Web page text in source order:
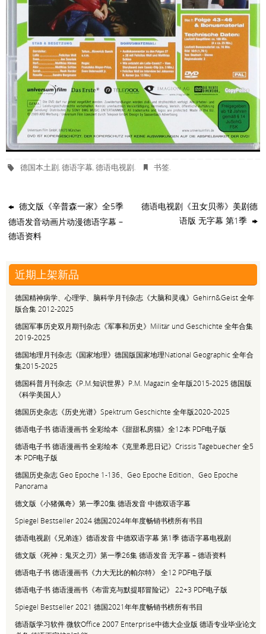
德国本土剧,德语字幕,德语电视剧. 书签.
德文版《辛普森一家》全5季
德语发音动画片动漫德语字幕 –
德语资料
德语电视剧《丑女贝蒂》美剧德
语版 无字幕 第1季
近期上架新品
德国精神病学、心理学、脑科学月刊杂志《大脑和灵魂》Gehirn&Geist 全年
版合集 2012-2025
德国军事历史双月期刊杂志《军事和历史》Militär und Geschichte 全年合集
2019-2025
德国地理月刊杂志《国家地理》德国版国家地理National Geographic 全年合
集2015-2025
德国科普月刊杂志《P.M.知识世界》P.M. Magazin 全年版2015-2025 德国版
《科学美国人》
德国历史杂志《历史光谱》Spektrum Geschichte 全年版2020-2025
德语电子书 德语漫画书 全彩绘本《甜甜私房猫》全12本 PDF电子版
德语电子书 德语漫画书 全彩绘本《克里希思日记》Crissis Tagebuecher 全5
本 PDF电子版
德国历史杂志 Geo Epoche 1-136、Geo Epoche Edition、Geo Epoche
Panorama
德文版《小猪佩奇》第一季20集 德语发音 中德双语字幕
Spiegel Bestseller 2024 德国2024年年度畅销书榜所有书目
德语电视剧《兄弟连》德语发音 中德双语字幕 第1季 德语字幕电视剧
德文版《死神：鬼灭之刃》第一季26集 德语发音 无字幕 – 德语资料
德语电子书 德语漫画书《力大无比的帕尔特》 全12 PDF电子版
德语电子书 德语漫画书《布雷克与默提耶冒险记》 22+3 PDF电子版
Spiegel Bestseller 2021 德国2021年年度畅销书榜所有书目
德语版学习软件 微软Office 2007 Enterprise中德大企业版 德语专业毕业论文